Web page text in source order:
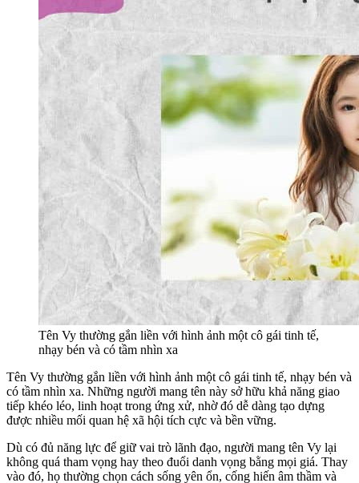
Tên Vy thường gắn liền với hình ảnh một cô gái tinh tế,
nhạy bén và có tầm nhìn xa
Tên Vy thường gắn liền với hình ảnh một cô gái tinh tế, nhạy bén và
có tầm nhìn xa. Những người mang tên này sở hữu khả năng giao
tiếp khéo léo, linh hoạt trong ứng xử, nhờ đó dễ dàng tạo dựng
được nhiều mối quan hệ xã hội tích cực và bền vững.
Dù có đủ năng lực để giữ vai trò lãnh đạo, người mang tên Vy lại
không quá tham vọng hay theo đuổi danh vọng bằng mọi giá. Thay
vào đó, họ thường chọn cách sống yên ổn, cống hiến âm thầm và